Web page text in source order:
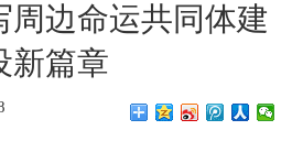
周边命运共同体建
新篇章